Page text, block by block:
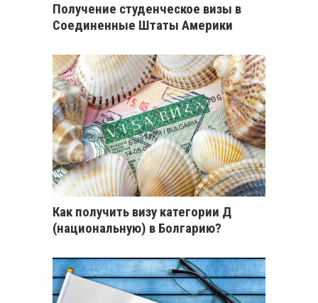
Получение студенческое визы в
Соединенные Штаты Америки
Как получить визу категории Д
(национальную) в Болгарию?